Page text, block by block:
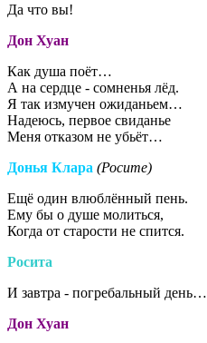
Да что вы!
Дон Хуан
Как душа поёт…
А на сердце - сомненья лёд.
Я так измучен ожиданьем…
Надеюсь, первое свиданье
Меня отказом не убьёт…
Донья Клара (Росите)
Ещё один влюблённый пень.
Ему бы о душе молиться,
Когда от старости не спится.
Росита
И завтра - погребальный день…
Дон Хуан